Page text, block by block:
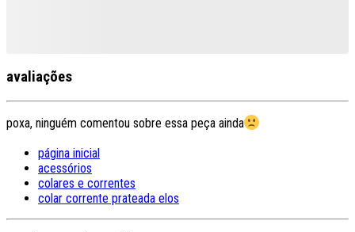
avaliações
poxa, ninguém comentou sobre essa peça ainda
página inicial
acessórios
colares e correntes
colar corrente prateada elos